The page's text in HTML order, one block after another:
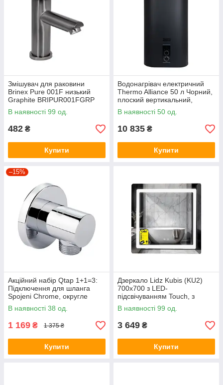
Змішувач для раковини
Brinex Pure 001F низький
Graphite BRIPUR001FGRP
В наявності 99 од.
482 ₴
Купити
Водонагрівач електричний
Thermo Alliance 50 л Чорний,
плоский вертикальний,
мокрий ТЕН 2 кВт (0,8+1,2)
DT50V20G(PD)/2В
В наявності 50 од.
10 835 ₴
Купити
–15%
Акційний набір Qtap 1+1=3:
Підключення для шланга
Spojeni Chrome, округле
QTCRMB030
В наявності 38 од.
1 169 ₴ 1 375 ₴
Купити
Дзеркало Lidz Kubis (KU2)
700х700 з LED-
підсвічуванням Touch, з
антизапотіванням, з
димером, рег. яскравості
В наявності 99 од.
3 649 ₴
Купити